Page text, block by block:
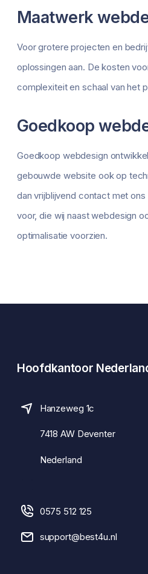
Maatwerk
Voor grotere projecten en
oplossingen aan. De kosten
complexiteit en schaal van het
Goedkoop
Goedkoop webdesign
gebouwde website ook op
dan vrijblijvend contact met
voor, die wij naast webdesign
optimalisatie voorzien.
Hoofdkantoor
Hanzeweg 1c
7418 AW Deventer
Nederland
0575 512 125
support@best4u.nl